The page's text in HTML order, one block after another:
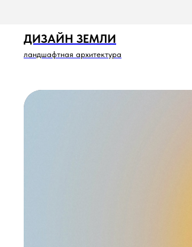
ДИЗАЙН ЗЕМЛИ
ландшафтная архитектура